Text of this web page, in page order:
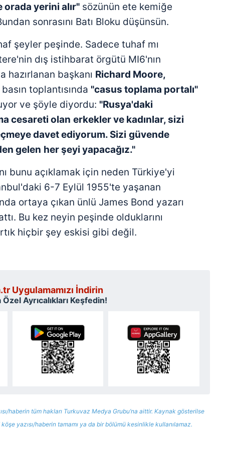
kullanılan çerezlerle ilgili bilgi almak için lütfentıklayınız
yerini alır" sözünün ete kemiğe
sonrasını Batı Bloku düşünsün.
şeyler peşinde. Sadece tuhaf mı
dış istihbarat örgütü MI6'nın
hazırlanan başkanı Richard Moore,
toplantısında "casus toplama portalı"
ve şöyle diyordu: "Rusya'daki
cesareti olan erkekler ve kadınlar, sizi
davet ediyorum. Sizi güvende
gelen her şeyi yapacağız."
bunu açıklamak için neden Türkiye'yi
6-7 Eylül 1955'te yaşanan
ortaya çıkan ünlü James Bond yazarı
Bu kez neyin peşinde olduklarını
hiçbir şey eskisi gibi değil.
Uygulamamızı İndirin
Ayrıcalıkları Keşfedin!
haberin tüm hakları Turkuvaz Medya Grubu’na aittir. Kaynak gösterilse
yazısı/haberin tamamı ya da bir bölümü kesinlikle kullanılamaz.